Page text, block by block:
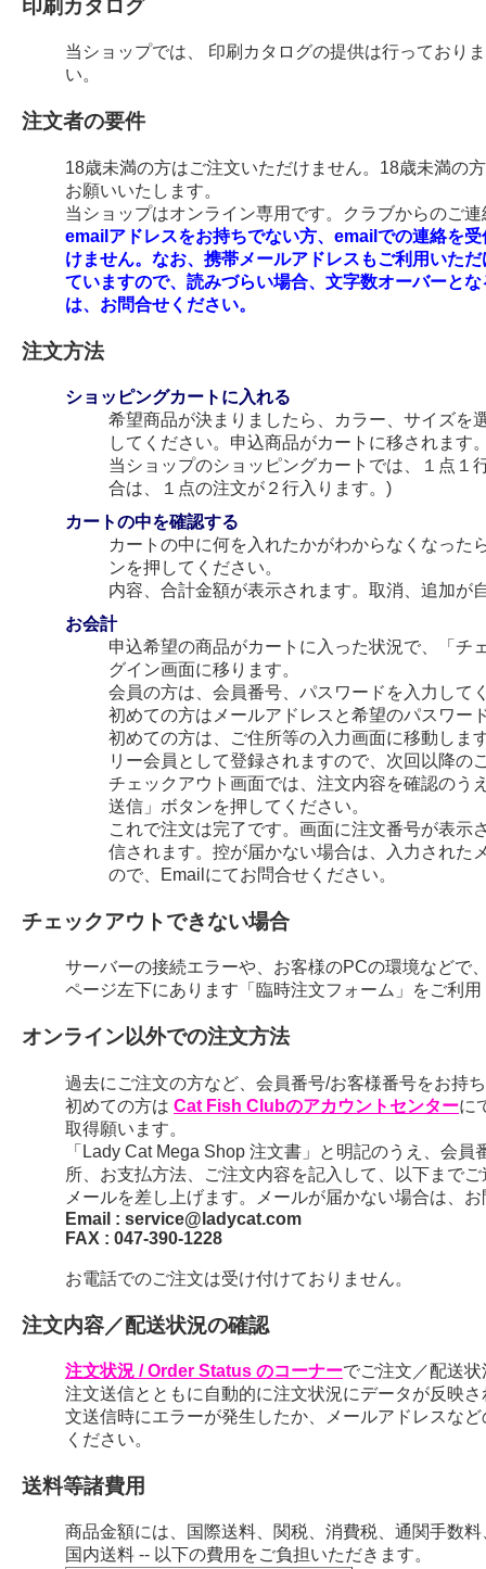
印刷カタログ
当ショップでは、 印刷カタログの提供は行っており
い。
注文者の要件
18歳未満の方はご注文いただけません。18歳未満の
お願いいたします。
当ショップはオンライン専用です。クラブからのご
emailアドレスをお持ちでない方、emailでの連絡を
けません。なお、携帯メールアドレスもご利用いた
ていますので、読みづらい場合、文字数オーバーと
は、お問合せください。
注文方法
ショッピングカートに入れる
希望商品が決まりましたら、カラー、サイズを
してください。申込商品がカートに移されます
当ショップのショッピングカートでは、１点１
合は、１点の注文が２行入ります。)
カートの中を確認する
カートの中に何を入れたかがわからなくなった
ンを押してください。
内容、合計金額が表示されます。取消、追加が
お会計
申込希望の商品がカートに入った状況で、「チ
グイン画面に移ります。
会員の方は、会員番号、パスワードを入力して
初めての方はメールアドレスと希望のパスワー
初めての方は、ご住所等の入力画面に移動しま
リー会員として登録されますので、次回以降の
チェックアウト画面では、注文内容を確認のう
送信」ボタンを押してください。
これで注文は完了です。画面に注文番号が表
信されます。控が届かない場合は、入力された
ので、Emailにてお問合せください。
チェックアウトできない場合
サーバーの接続エラーや、お客様のPCの環境などで
ページ左下にあります「臨時注文フォーム」をご利
オンライン以外での注文方法
過去にご注文の方など、会員番号/お客様番号をお持
初めての方は Cat Fish Clubのアカウントセンターに
取得願います。
「Lady Cat Mega Shop 注文書」と明記のうえ、会
所、お支払方法、ご注文内容を記入して、以下まで
メールを差し上げます。メールが届かない場合は、
Email : service@ladycat.com
FAX : 047-390-1228
お電話でのご注文は受け付けておりません。
注文内容／配送状況の確認
注文状況 / Order Status のコーナーでご注文／配送
注文送信とともに自動的に注文状況にデータが反映
文送信時にエラーが発生したか、メールアドレスな
ください。
送料等諸費用
商品金額には、国際送料、関税、消費税、通関手数
国内送料 -- 以下の費用をご負担いただきます。